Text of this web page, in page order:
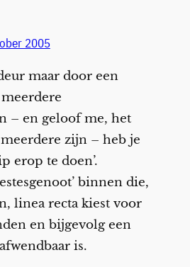
2005
maar door een
– en geloof me, het
zijn – heb je
erop te doen’.
binnen die,
linea recta kiest voor
en bijgevolg een
is.